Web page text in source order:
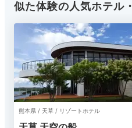
似た体験の人気ホテル
熊本県 / 天草 / リゾートホテル